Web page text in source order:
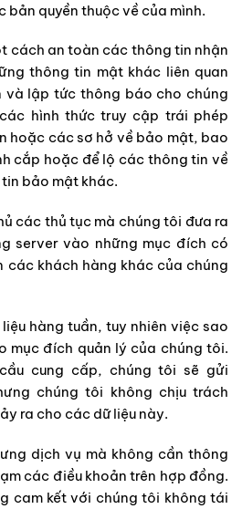
bản quyền thuộc về của mình.
cách an toàn các thông tin nhận
thông tin mật khác liên quan
và lập tức thông báo cho chúng
hình thức truy cập trái phép
hoặc các sơ hở về bảo mật, bao
cắp hoặc để lộ các thông tin về
bảo mật khác.
các thủ tục mà chúng tôi đưa ra
server vào những mục đích có
các khách hàng khác của chúng
hàng tuần, tuy nhiên việc sao
mục đích quản lý của chúng tôi.
cung cấp, chúng tôi sẽ gửi
chúng tôi không chịu trách
ra cho các dữ liệu này.
dịch vụ mà không cần thông
các điều khoản trên hợp đồng.
cam kết với chúng tôi không tái